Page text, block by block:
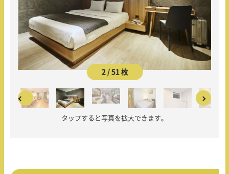
2 / 51 枚
タップすると写真を拡大できます。